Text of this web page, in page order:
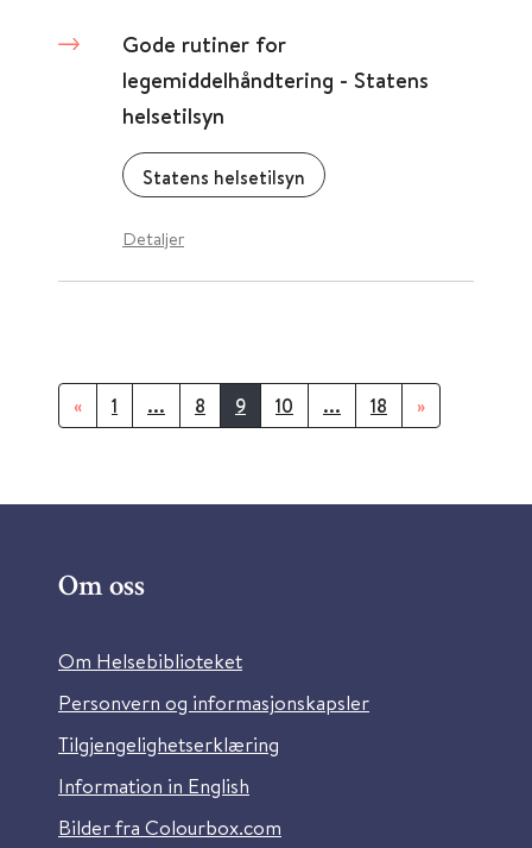
Gode rutiner for
legemiddelhåndtering - Statens
helsetilsyn
Statens helsetilsyn
Detaljer
« 1 ... 8 9 10 ... 18 »
Om oss
Om Helsebiblioteket
Personvern og informasjonskapsler
Tilgjengelighetserklæring
Information in English
Bilder fra Colourbox.com